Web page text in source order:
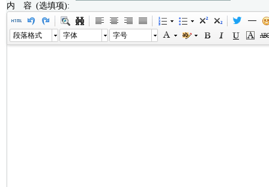
内 容 (选填项):
段落格式 字体 字号